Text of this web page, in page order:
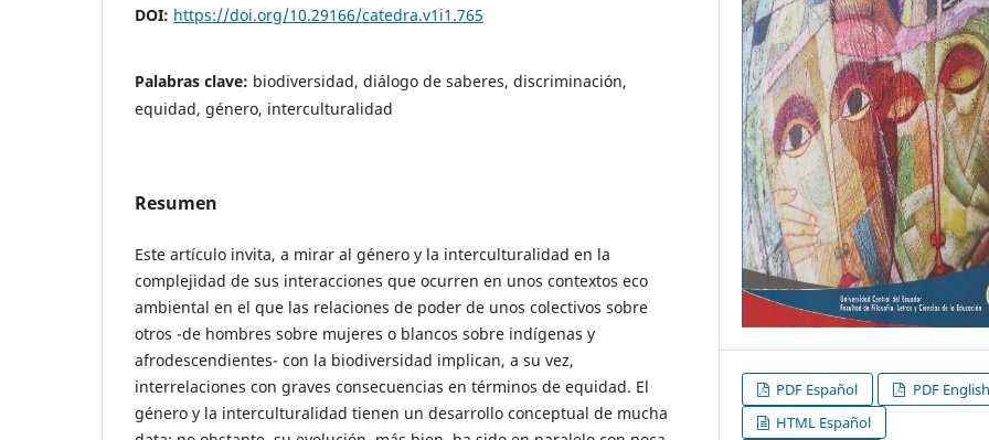
DOI: https://doi.org/10.29166/catedra.v1i1.765
Palabras clave: biodiversidad, diálogo de saberes, discriminación,
equidad, género, interculturalidad
Resumen
Este artículo invita, a mirar al género y la interculturalidad en la
complejidad de sus interacciones que ocurren en unos contextos eco
ambiental en el que las relaciones de poder de unos colectivos sobre
otros -de hombres sobre mujeres o blancos sobre indígenas y
afrodescendientes- con la biodiversidad implican, a su vez,
interrelaciones con graves consecuencias en términos de equidad. El
género y la interculturalidad tienen un desarrollo conceptual de mucha
PDF Español
PDF English
HTML Español